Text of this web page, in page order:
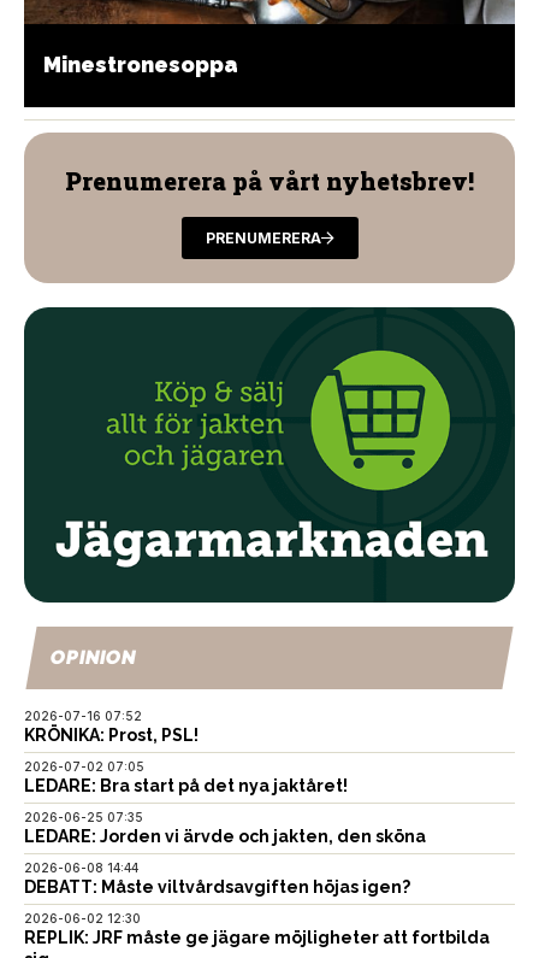
Minestronesoppa
Prenumerera på vårt nyhetsbrev!
PRENUMERERA
OPINION
2026-07-16 07:52
KRÖNIKA: Prost, PSL!
2026-07-02 07:05
LEDARE: Bra start på det nya jaktåret!
2026-06-25 07:35
LEDARE: Jorden vi ärvde och jakten, den sköna
2026-06-08 14:44
DEBATT: Måste viltvårdsavgiften höjas igen?
2026-06-02 12:30
REPLIK: JRF måste ge jägare möjligheter att fortbilda